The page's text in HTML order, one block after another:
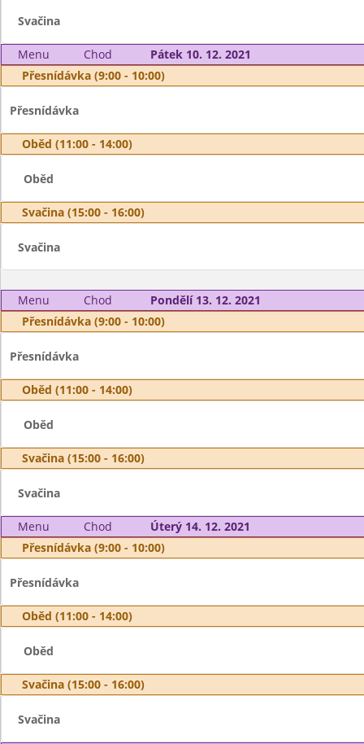
Svačina
Menu Chod
Pátek 10. 12. 2021
Přesnídávka (9:00 - 10:00)
Přesnídávka
Oběd (11:00 - 14:00)
Oběd
Svačina (15:00 - 16:00)
Svačina
Menu Chod
Pondělí 13. 12. 2021
Přesnídávka (9:00 - 10:00)
Přesnídávka
Oběd (11:00 - 14:00)
Oběd
Svačina (15:00 - 16:00)
Svačina
Menu Chod
Úterý 14. 12. 2021
Přesnídávka (9:00 - 10:00)
Přesnídávka
Oběd (11:00 - 14:00)
Oběd
Svačina (15:00 - 16:00)
Svačina